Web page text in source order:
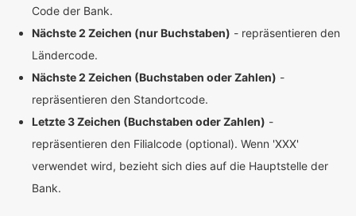
Code der Bank.
Nächste 2 Zeichen (nur Buchstaben) - repräsentieren den
Ländercode.
Nächste 2 Zeichen (Buchstaben oder Zahlen) -
repräsentieren den Standortcode.
Letzte 3 Zeichen (Buchstaben oder Zahlen) -
repräsentieren den Filialcode (optional). Wenn 'XXX'
verwendet wird, bezieht sich dies auf die Hauptstelle der
Bank.